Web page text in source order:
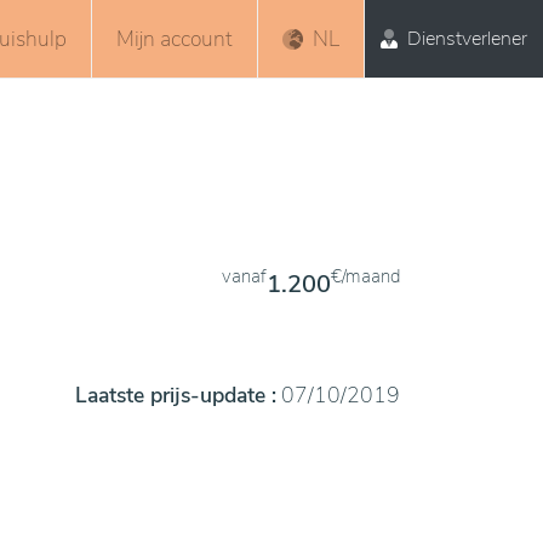
Mijn account NL Dienstverlener
vanaf1.200€/maand
Laatste prijs-update : 07/10/2019